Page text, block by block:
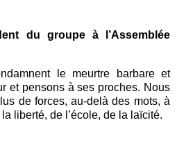
du groupe à l’Assemblée
le meurtre barbare et
et pensons à ses proches. Nous
de forces, au-delà des mots, à
liberté, de l’école, de la laïcité.